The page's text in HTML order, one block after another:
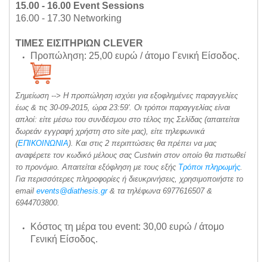
15.00 - 16.00 Event Sessions
16.00 - 17.30 Networking
ΤΙΜΕΣ ΕΙΣΙΤΗΡΙΩΝ CLEVER
Προπώληση: 25,00 ευρώ / άτομο Γενική Είσοδος.
Σημείωση --> Η προπώληση ισχύει για εξοφλημένες παραγγελίες
έως & τις 30-09-2015, ώρα 23:59'. Οι τρόποι παραγγελίας είναι
απλοί: είτε μέσω του συνδέσμου στο τέλος της Σελίδας (απαιτείται
δωρεάν εγγραφή χρήστη στο site μας), είτε τηλεφωνικά
(ΕΠΙΚΟΙΝΩΝΙΑ). Και στις 2 περιπτώσεις θα πρέπει να μας
αναφέρετε τον κωδικό μέλους σας Custwin στον οποίο θα πιστωθεί
το προνόμιο. Απαιτείται εξόφληση με τους εξής Τρόποι πληρωμής
Για περισσότερες πληροφορίες ή διευκρινήσεις, χρησιμοποιήστε το
email events@diathesis.gr& τα τηλέφωνα 6977616507 &
6944703800.
Κόστος τη μέρα του event: 30,00 ευρώ / άτομο
Γενική Είσοδος.